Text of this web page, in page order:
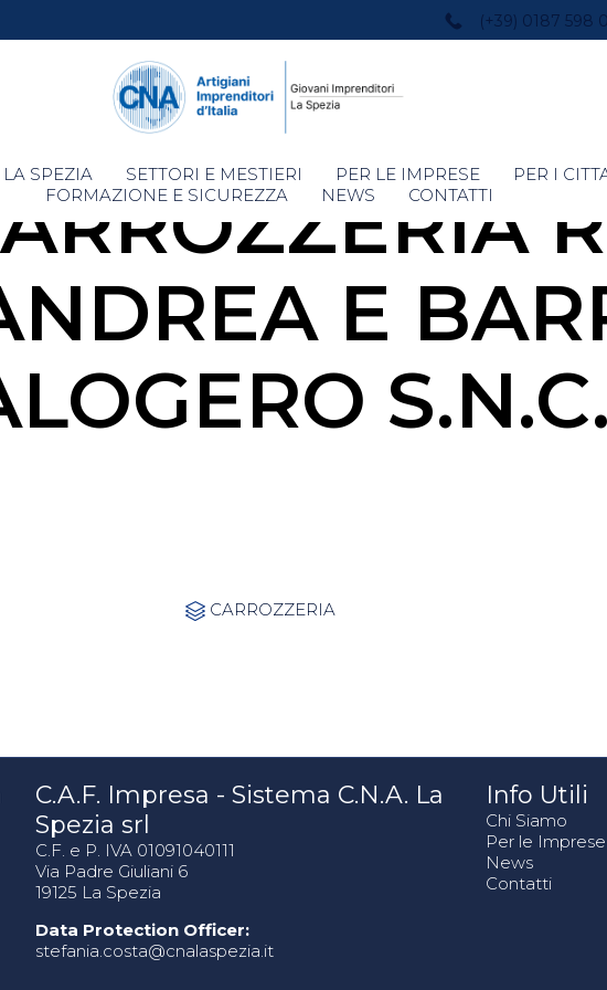
(+39) 0187 598
Skip
to
SPEZIA SETTORI E MESTIERI PER LE IMPRESE
PER I
FORMAZIONE E SICUREZZA
NEWS CONTATTI
E
S.N.C.
 Category
CARROZZERIA
C.A.F. Impresa - Sistema C.N.A. La
Spezia srl
C.F. e P. IVA 01091040111
Via Padre Giuliani 6
19125 La Spezia
Data Protection Officer:
stefania.costa@cnalaspezia.it
Info Utili
Chi Siamo
Per le Imprese
News
Contatti